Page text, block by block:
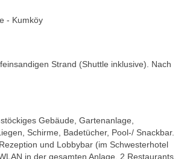
- Kumköy
Strand (Shuttle inklusive). Nach
Gebäude, Gartenanlage,
Schirme, Badetücher, Pool-/ Snackbar.
und Lobbybar (im Schwesterhotel
in der gesamten Anlage, 2 Restaurants,